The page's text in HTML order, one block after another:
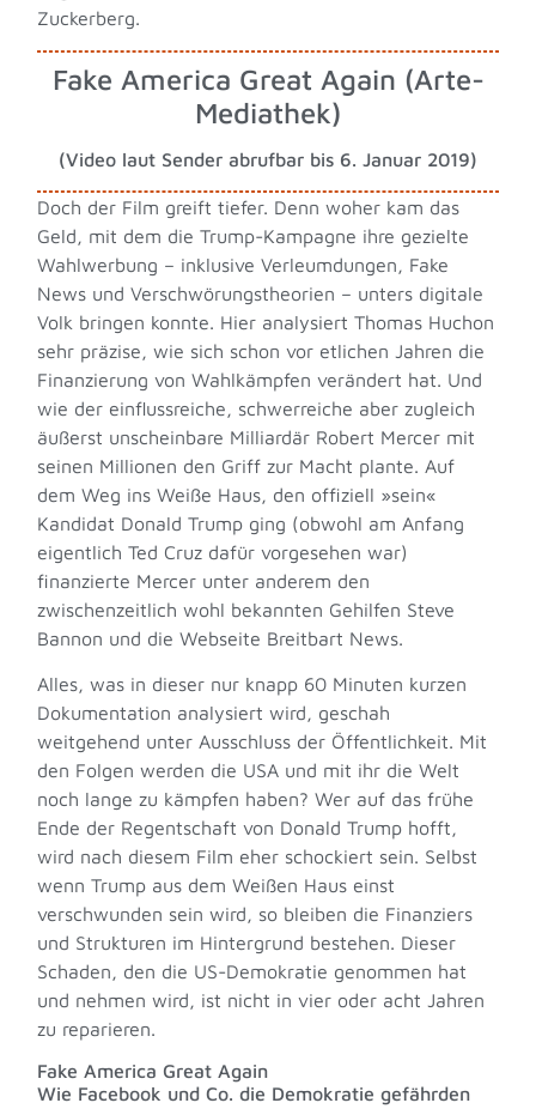
Zuckerberg.
Fake America Great Again (Arte-
Mediathek)
(Video laut Sender abrufbar bis 6. Januar 2019)
Doch der Film greift tiefer. Denn woher kam das
Geld, mit dem die Trump-Kampagne ihre gezielte
Wahlwerbung – inklusive Verleumdungen, Fake
News und Verschwörungstheorien – unters digitale
Volk bringen konnte. Hier analysiert Thomas Huchon
sehr präzise, wie sich schon vor etlichen Jahren die
Finanzierung von Wahlkämpfen verändert hat. Und
wie der einflussreiche, schwerreiche aber zugleich
äußerst unscheinbare Milliardär Robert Mercer mit
seinen Millionen den Griff zur Macht plante. Auf
dem Weg ins Weiße Haus, den offiziell »sein«
Kandidat Donald Trump ging (obwohl am Anfang
eigentlich Ted Cruz dafür vorgesehen war)
finanzierte Mercer unter anderem den
zwischenzeitlich wohl bekannten Gehilfen Steve
Bannon und die Webseite Breitbart News.
Alles, was in dieser nur knapp 60 Minuten kurzen
Dokumentation analysiert wird, geschah
weitgehend unter Ausschluss der Öffentlichkeit. Mit
den Folgen werden die USA und mit ihr die Welt
noch lange zu kämpfen haben? Wer auf das frühe
Ende der Regentschaft von Donald Trump hofft,
wird nach diesem Film eher schockiert sein. Selbst
wenn Trump aus dem Weißen Haus einst
verschwunden sein wird, so bleiben die Finanziers
und Strukturen im Hintergrund bestehen. Dieser
Schaden, den die US-Demokratie genommen hat
und nehmen wird, ist nicht in vier oder acht Jahren
zu reparieren.
Fake America Great Again
Wie Facebook und Co. die Demokratie gefährden